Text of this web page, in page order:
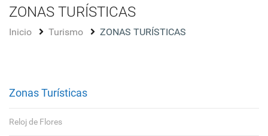
ZONAS TURÍSTICAS
Inicio Turismo ZONAS TURÍSTICAS
Zonas Turísticas
Reloj de Flores